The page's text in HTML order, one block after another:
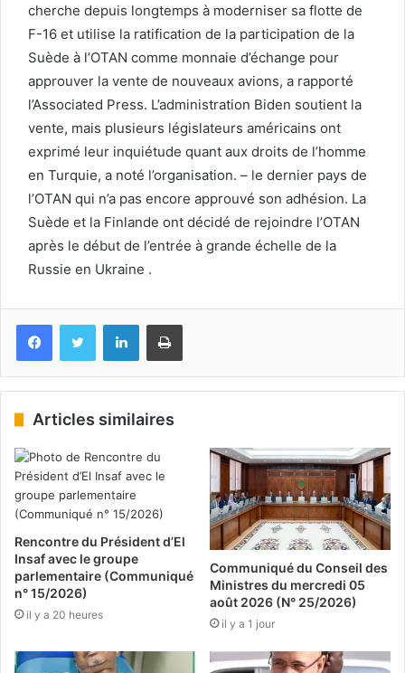
cherche depuis longtemps à moderniser sa flotte de
F-16 et utilise la ratification de la participation de la
Suède à l’OTAN comme monnaie d’échange pour
approuver la vente de nouveaux avions, a rapporté
l’Associated Press. L’administration Biden soutient la
vente, mais plusieurs législateurs américains ont
exprimé leur inquiétude quant aux droits de l’homme
en Turquie, a noté l’organisation. – le dernier pays de
l’OTAN qui n’a pas encore approuvé son adhésion. La
Suède et la Finlande ont décidé de rejoindre l’OTAN
après le début de l’entrée à grande échelle de la
Russie en Ukraine .
FacebookTwitter LinkedinImprimer
Articles similaires
Rencontre du Président d’El
Insaf avec le groupe
parlementaire (Communiqué
n° 15/2026)
il y a 20 heures
Communiqué du Conseil des
Ministres du mercredi 05
août 2026 (N° 25/2026)
il y a 1 jour